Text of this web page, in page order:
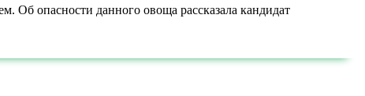
Об опасности данного овоща рассказала кандидат